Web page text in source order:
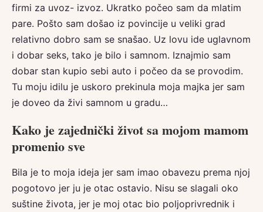
firmi za uvoz- izvoz. Ukratko počeo sam da mlatim
pare. Pošto sam došao iz povincije u veliki grad
relativno dobro sam se snašao. Uz lovu ide uglavnom
i dobar seks, tako je bilo i samnom. Iznajmio sam
dobar stan kupio sebi auto i počeo da se provodim.
Tu moju idilu je uskoro prekinula moja majka jer sam
je doveo da živi samnom u gradu…
Kako je zajednički život sa mojom mamom
promenio sve
Bila je to moja ideja jer sam imao obavezu prema njoj
pogotovo jer ju je otac ostavio. Nisu se slagali oko
suštine života, jer je moj otac bio poljoprivrednik i